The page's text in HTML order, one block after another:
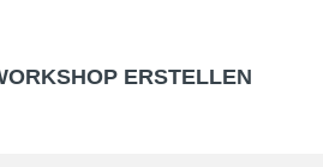
ERSTELLEN